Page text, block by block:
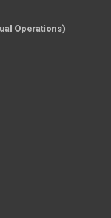
Operations)